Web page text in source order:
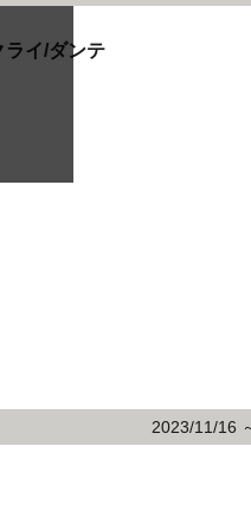
イ/ダンテ
2023/11/16